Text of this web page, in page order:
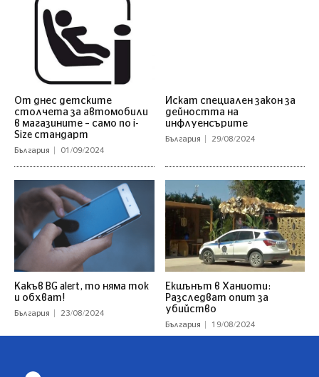
От днес детските
столчета за автомобили
в магазините – само по i-
Size стандарт
България 01/09/2024
Искат специален закон за
дейността на
инфлуенсърите
България 29/08/2024
Какъв BG alert, то няма ток
и обхват!
България 23/08/2024
Екшънът в Ханиоти:
Разследват опит за
убийство
България 19/08/2024